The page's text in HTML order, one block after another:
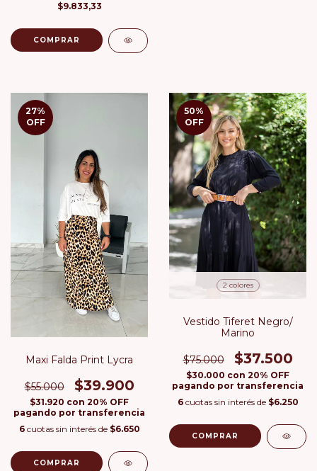
$9.833,33
COMPRAR
27%
OFF
Maxi Falda Print Lycra
$55.000 $39.900
$31.920 con 20% OFF
pagando por transferencia
6 cuotas sin interés de $6.650
COMPRAR
50%
OFF
2 colores
Vestido Tiferet Negro/
Marino
$75.000 $37.500
$30.000 con 20% OFF
pagando por transferencia
6 cuotas sin interés de $6.250
COMPRAR